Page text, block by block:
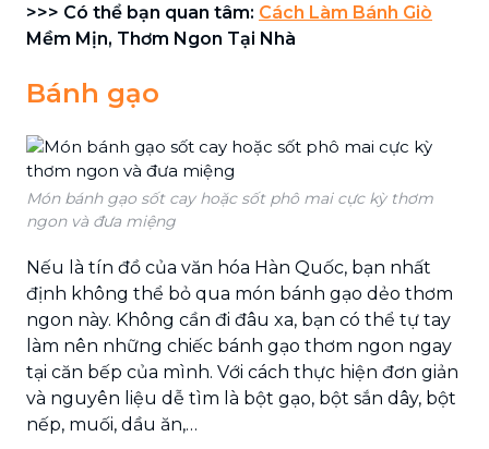
>>> Có thể bạn quan tâm: Cách Làm Bánh Giò
Mềm Mịn, Thơm Ngon Tại Nhà
Bánh gạo
Món bánh gạo sốt cay hoặc sốt phô mai cực kỳ thơm
ngon và đưa miệng
Nếu là tín đồ của văn hóa Hàn Quốc, bạn nhất
định không thể bỏ qua món bánh gạo dẻo thơm
ngon này. Không cần đi đâu xa, bạn có thể tự tay
làm nên những chiếc bánh gạo thơm ngon ngay
tại căn bếp của mình. Với cách thực hiện đơn giản
và nguyên liệu dễ tìm là bột gạo, bột sắn dây, bột
nếp, muối, dầu ăn,…